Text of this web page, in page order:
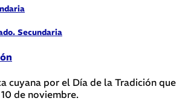
Secundaria
cuyana por el Día de la Tradición que
de noviembre.